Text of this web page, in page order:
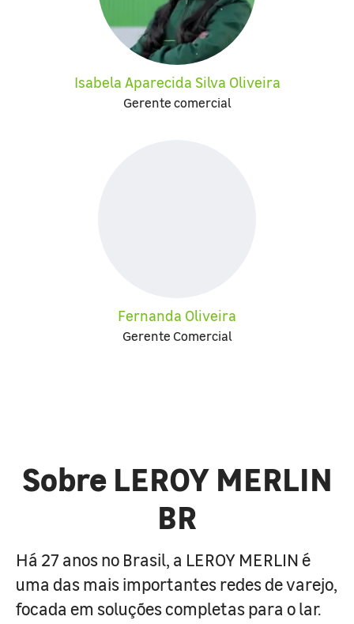
Isabela Aparecida Silva Oliveira
Gerente comercial
Fernanda Oliveira
Gerente Comercial
Sobre LEROY MERLIN
BR
Há 27 anos no Brasil, a LEROY MERLIN é
uma das mais importantes redes de varejo,
focada em soluções completas para o lar.